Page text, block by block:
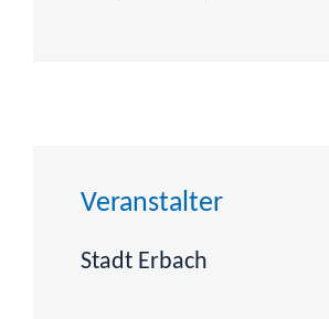
Veranstalter
Stadt Erbach